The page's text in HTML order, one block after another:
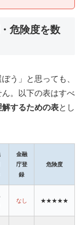
危険度を数
う」と思っても、
。以下の表はすべ
するための表とし
金融
庁登
録
危険度
なし ★★★★★